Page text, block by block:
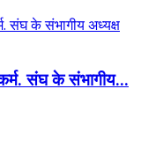
संघ के संभागीय...